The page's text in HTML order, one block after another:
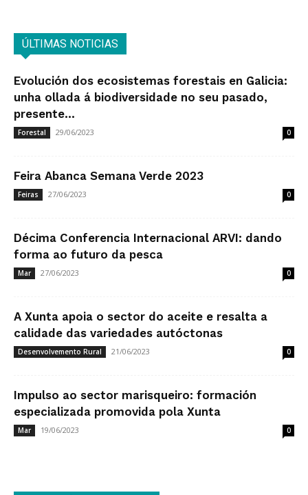
ÚLTIMAS NOTICIAS
Evolución dos ecosistemas forestais en Galicia:
unha ollada á biodiversidade no seu pasado,
presente...
Forestal 29/06/2023 0
Feira Abanca Semana Verde 2023
Feiras 27/06/2023 0
Décima Conferencia Internacional ARVI: dando
forma ao futuro da pesca
Mar 27/06/2023 0
A Xunta apoia o sector do aceite e resalta a
calidade das variedades autóctonas
Desenvolvemento Rural 21/06/2023 0
Impulso ao sector marisqueiro: formación
especializada promovida pola Xunta
Mar 19/06/2023 0